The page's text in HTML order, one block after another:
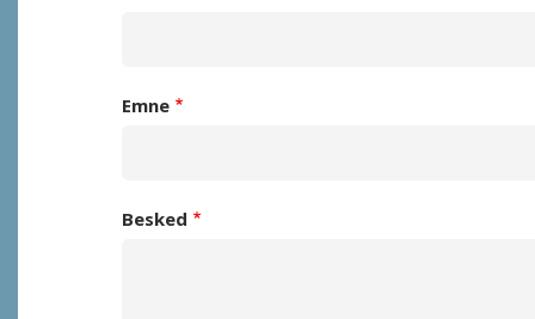
Emne
Besked